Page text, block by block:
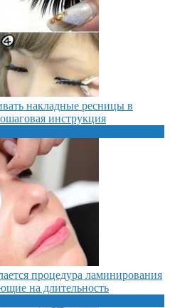
накладные ресницы в
инструкция
процедура ламинирования
на длительность